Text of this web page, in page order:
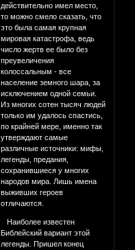
действительно имел место,
то можно смело сказать, что
это была самая крупная
мировая катастрофа, ведь
число жертв ее было без
преувеличения
колоссальным - все
население земного шара, за
исключением одной семьи.
Из многих сотен тысяч лю­дей
только им удалось спастись,
по крайней мере, именно так
утверждают самые
различные источники: мифы,
легенды, предания,
сохранившиеся у многих
народов мира. Лишь имена
выживших героев
отличаются.
Наиболее известен
Библейский вариант этой
легенды. Пришел конец